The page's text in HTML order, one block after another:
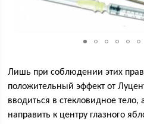
Лишь при соблюдении этих
положительный эффект от
вводиться в стекловидное тело,
направить к центру глазного